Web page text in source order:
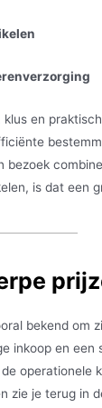
en
bezoek
is dat een
bekend om
inkoop en een
operationele
zie je terug in